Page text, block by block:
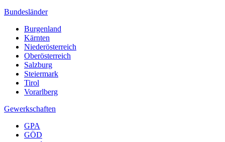
Bundesländer
Burgenland
Kärnten
Niederösterreich
Oberösterreich
Salzburg
Steiermark
Tirol
Vorarlberg
Gewerkschaften
GPA
GÖD